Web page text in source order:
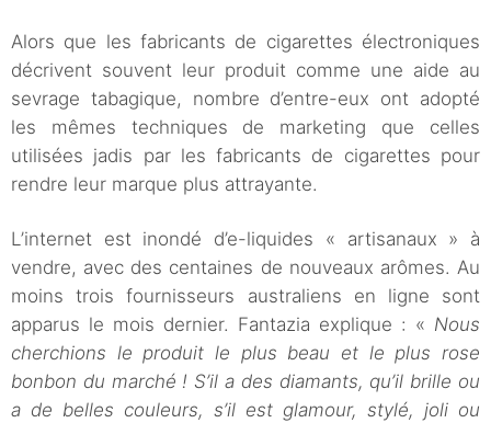
Alors que les fabricants de cigarettes électroniques
décrivent souvent leur produit comme une aide au
sevrage tabagique, nombre d’entre-eux ont adopté
les mêmes techniques de marketing que celles
utilisées jadis par les fabricants de cigarettes pour
rendre leur marque plus attrayante.
L’internet est inondé d’e-liquides « artisanaux » à
vendre, avec des centaines de nouveaux arômes. Au
moins trois fournisseurs australiens en ligne sont
apparus le mois dernier. Fantazia explique : « Nous
cherchions le produit le plus beau et le plus rose
bonbon du marché ! S’il a des diamants, qu’il brille ou
a de belles couleurs, s’il est glamour, stylé, joli ou